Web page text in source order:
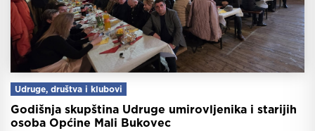
Udruge, društva i klubovi
Godišnja skupština Udruge umirovljenika i starijih
osoba Općine Mali Bukovec